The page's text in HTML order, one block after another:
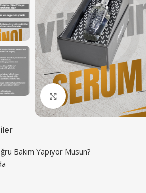
Click to enlarge
Bakım Yapıyor Musun?